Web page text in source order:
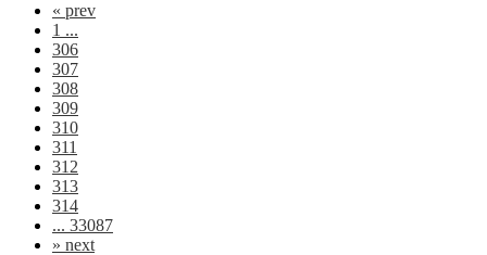
« prev
1 ...
306
307
308
309
310
311
312
313
314
... 33087
» next